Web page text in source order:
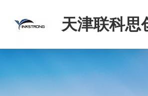
天津联科思
司